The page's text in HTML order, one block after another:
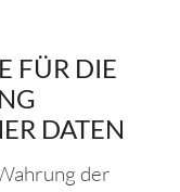
FÜR DIE
DATEN
der